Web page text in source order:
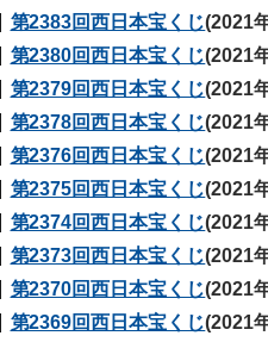
第2383回西日本宝くじ(2021
第2380回西日本宝くじ(2021
第2379回西日本宝くじ(2021
第2378回西日本宝くじ(2021
第2376回西日本宝くじ(2021
第2375回西日本宝くじ(2021
第2374回西日本宝くじ(2021
第2373回西日本宝くじ(2021
第2370回西日本宝くじ(2021
第2369回西日本宝くじ(2021